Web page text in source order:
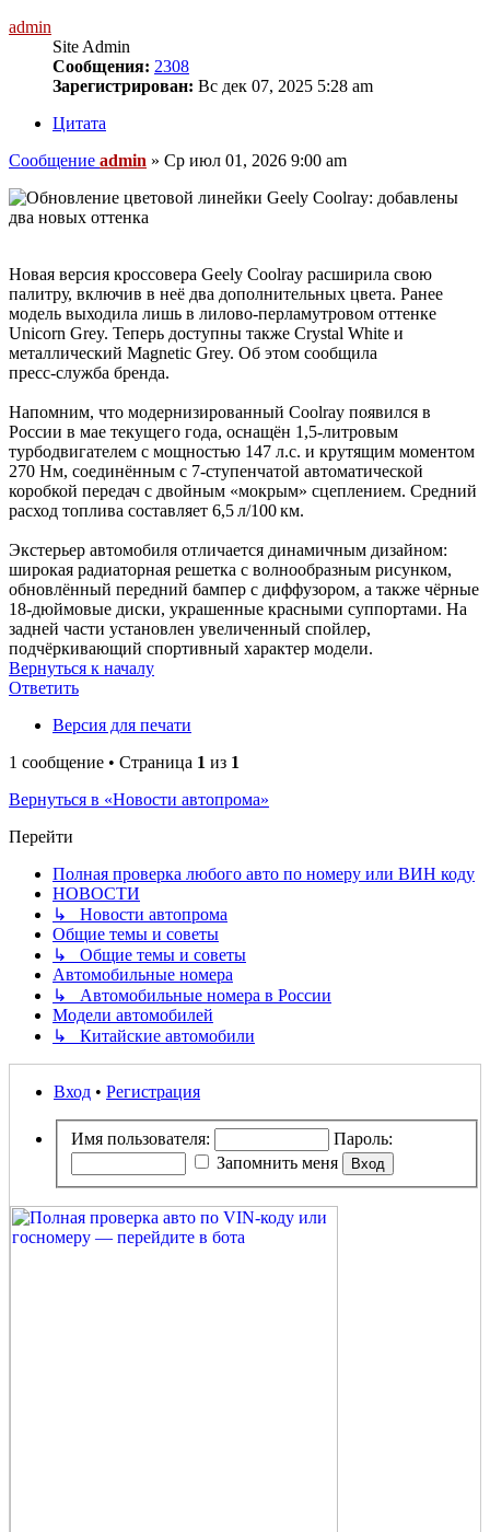
admin
Site Admin
Сообщения: 2308
Зарегистрирован: Вс дек 07, 2025 5:28 am
Цитата
Сообщение admin » Ср июл 01, 2026 9:00 am
Новая версия кроссовера Geely Coolray расширила свою
палитру, включив в неё два дополнительных цвета. Ранее
модель выходила лишь в лилово‑перламутровом оттенке
Unicorn Grey. Теперь доступны также Crystal White и
металлический Magnetic Grey. Об этом сообщила
пресс‑служба бренда.
Напомним, что модернизированный Coolray появился в
России в мае текущего года, оснащён 1,5‑литровым
турбодвигателем с мощностью 147 л.с. и крутящим моментом
270 Нм, соединённым с 7‑ступенчатой автоматической
коробкой передач с двойным «мокрым» сцеплением. Средний
расход топлива составляет 6,5 л/100 км.
Экстерьер автомобиля отличается динамичным дизайном:
широкая радиаторная решетка с волнообразным рисунком,
обновлённый передний бампер с диффузором, а также чёрные
18‑дюймовые диски, украшенные красными суппортами. На
задней части установлен увеличенный спойлер,
подчёркивающий спортивный характер модели.
Вернуться к началу
Ответить
Версия для печати
1 сообщение • Страница 1 из 1
Вернуться в «Новости автопрома»
Перейти
Полная проверка любого авто по номеру или ВИН коду
НОВОСТИ
↳ Новости автопрома
Общие темы и советы
↳ Общие темы и советы
Автомобильные номера
↳ Автомобильные номера в России
Модели автомобилей
↳ Китайские автомобили
Вход • Регистрация
Имя пользователя:
Пароль:
Запомнить меня